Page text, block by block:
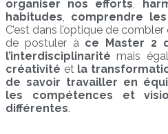
organiser nos efforts,
habitudes, comprendre
C’est dans l’optique de
de postuler à ce Master 2
l’interdisciplinaritémais
créativité et la
de savoir travailler en
les compétences et
différentes.